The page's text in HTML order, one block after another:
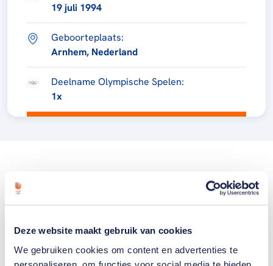
Deze website maakt gebruik van cookies
We gebruiken cookies om content en advertenties te
19 juli 1994
Geboorteplaats:
Arnhem, Nederland
Deelname Olympische Spelen:
1x